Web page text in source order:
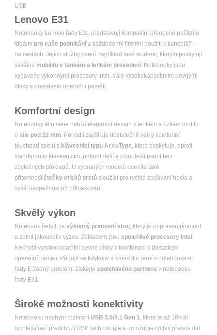
USB
Lenovo E31
Notebooky Lenovo řady E31 představují kompaktní přenosné počítače
ideální pro vaše podnikání a každodenní firemní použití v kanceláři i
na cestách. Jejich služby ocení například také studenti, kterým poskytují
skvělou mobilitu v tenkém a lehkém provedení. Notebooky jsou
vybaveny výkonnými procesory Intel, dále vysokokapacitními pevnými
disky a dostatkem operační paměti.
Komfortní design
Notebooky této série nabízí elegantní design v tenkém a úzkém profilu
o síle pod 22 mm. Pohodlí zajišťuje dostatečně velký komfortní
touchpad spolu s klávesnicí typu AccuType, která poskytuje, oproti
standardním klávesnicím, pohodlnější a plynulejší psaní bez
zbytečných překlepů. U vybraných modelů oceníte také
přítomnost čtečky otisků prstů sloužící pro rychlé zadávání hesla a
vyšší bezpečnost při přihlašování.
Skvělý výkon
Notebook řady E je výkonný pracovní stroj, který je připraven přijmout
a splnit jakoukoliv výzvu. Základem jsou spolehlivé procesory Intel .
Nechybí vysokokapacitní pevné disky v kombinaci s dostatkem
operační paměti. Připojit se kdykoliv a kamkoliv, není s notebookem
řady E žádný problém. Získejte spolehlivého partnera v notebooku
řady E31.
Široké možnosti konektivity
Notebooku nechybí rozhraní USB 3.0/3.1 Gen 1, které je až 10krát
rychlejší než předchozí USB technologie a umožňuje rychlý přenos dat.